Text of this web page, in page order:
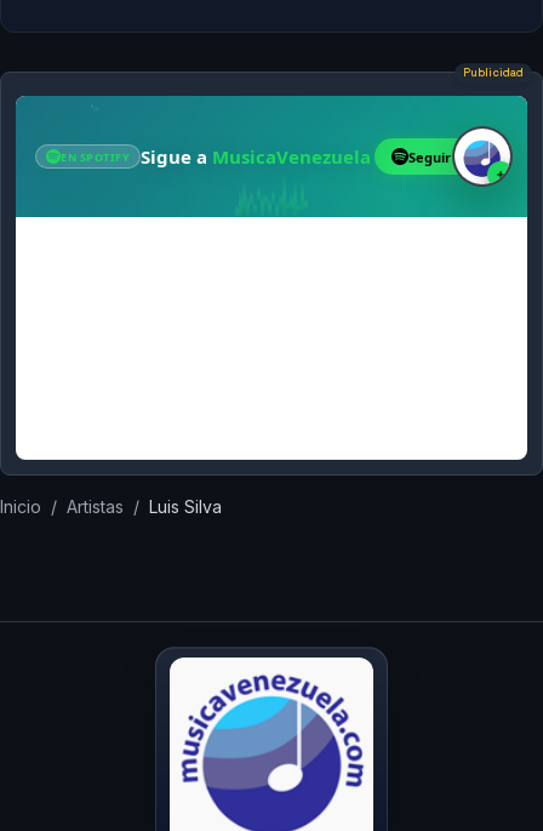
Publicidad
Inicio / Artistas / Luis Silva